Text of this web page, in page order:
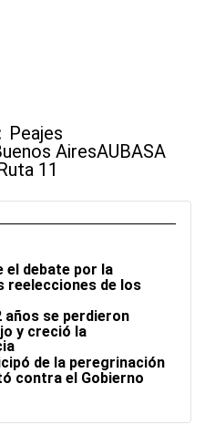
Peajes
AiresAUBASA
11
el debate por la
reelecciones de los
años se perdieron
y creció la
de la peregrinación
contra el Gobierno